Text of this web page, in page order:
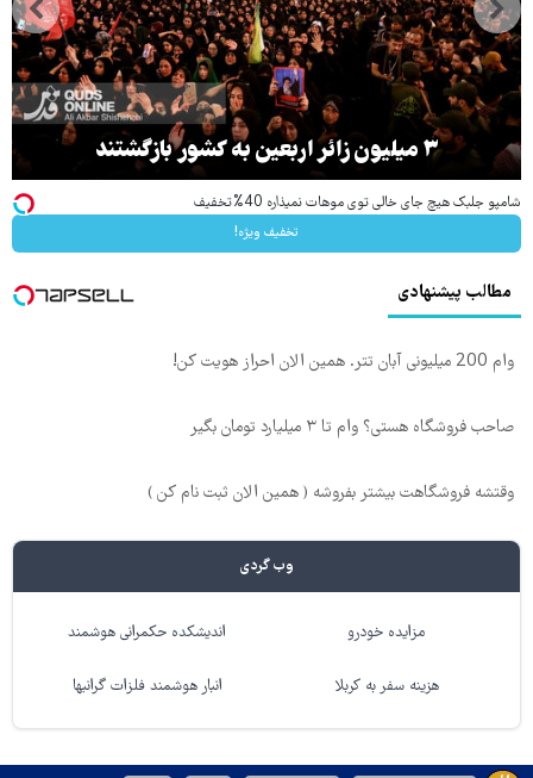
۳ میلیون زائر اربعین به کشور بازگشتند
شامپو جلبک هیچ جای خالی توی موهات نمیذاره 40%تخفیف
تخفیف ویژه!
مطالب پیشنهادی
وام 200 میلیونی آبان تتر. همین الان احراز هویت کن!
صاحب فروشگاه هستی؟ وام تا ۳ میلیارد تومان بگیر
وقتشه فروشگاهت بیشتر بفروشه ( همین الان ثبت نام کن )
وب گردی
مزایده خودرو اندیشکده حکمرانی هوشمند
هزینه سفر به کربلا انبار هوشمند فلزات گرانبها